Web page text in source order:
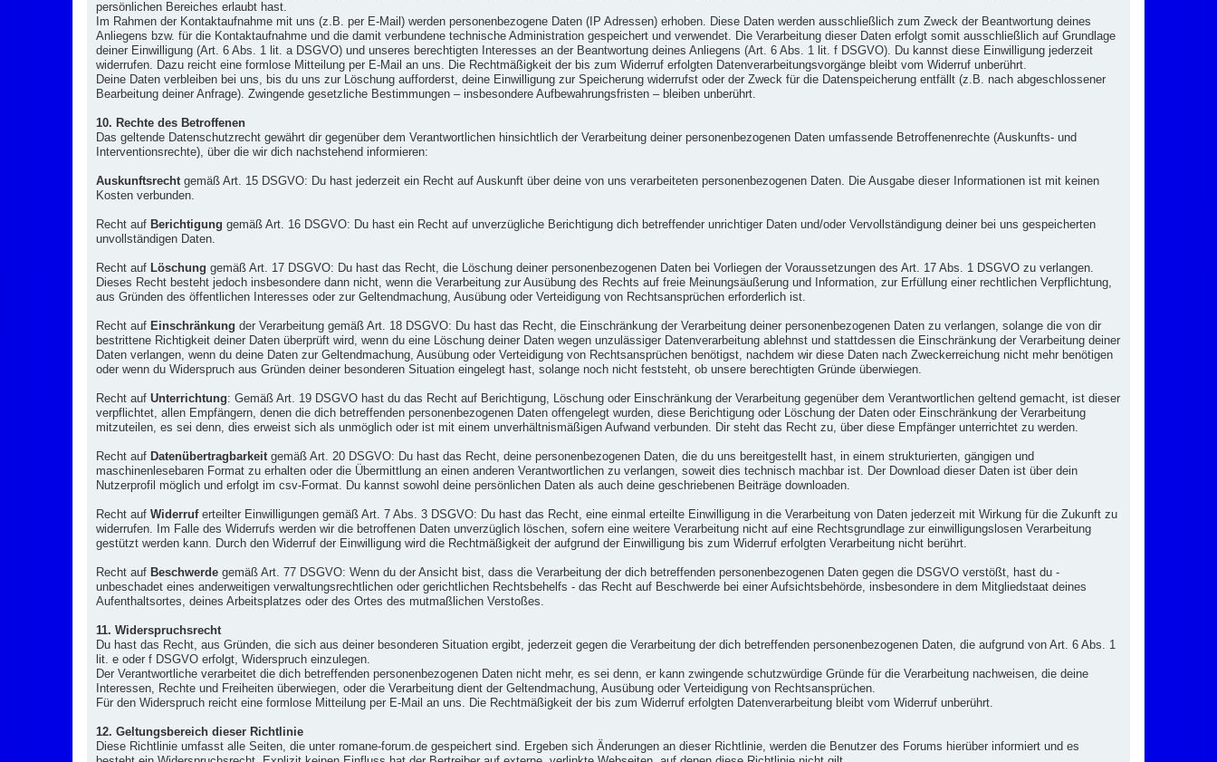
persönlichen Bereiches erlaubt hast.
Im Rahmen der Kontaktaufnahme mit uns (z.B. per E-Mail) werden personenbezogene Daten (IP Adressen) erhoben. Diese Daten werden ausschließlich zum Zweck der Beantwortung deines
Anliegens bzw. für die Kontaktaufnahme und die damit verbundene technische Administration gespeichert und verwendet. Die Verarbeitung dieser Daten erfolgt somit ausschließlich auf Grundlage
deiner Einwilligung (Art. 6 Abs. 1 lit. a DSGVO) und unseres berechtigten Interesses an der Beantwortung deines Anliegens (Art. 6 Abs. 1 lit. f DSGVO). Du kannst diese Einwilligung jederzeit
widerrufen. Dazu reicht eine formlose Mitteilung per E-Mail an uns. Die Rechtmäßigkeit der bis zum Widerruf erfolgten Datenverarbeitungsvorgänge bleibt vom Widerruf unberührt.
Deine Daten verbleiben bei uns, bis du uns zur Löschung aufforderst, deine Einwilligung zur Speicherung widerrufst oder der Zweck für die Datenspeicherung entfällt (z.B. nach abgeschlossener
Bearbeitung deiner Anfrage). Zwingende gesetzliche Bestimmungen – insbesondere Aufbewahrungsfristen – bleiben unberührt.
10. Rechte des Betroffenen
Das geltende Datenschutzrecht gewährt dir gegenüber dem Verantwortlichen hinsichtlich der Verarbeitung deiner personenbezogenen Daten umfassende Betroffenenrechte (Auskunfts- und
Interventionsrechte), über die wir dich nachstehend informieren:
Auskunftsrechtgemäß Art. 15 DSGVO: Du hast jederzeit ein Recht auf Auskunft über deine von uns verarbeiteten personenbezogenen Daten. Die Ausgabe dieser Informationen ist mit keinen
Kosten verbunden.
Recht auf Berichtigung gemäß Art. 16 DSGVO: Du hast ein Recht auf unverzügliche Berichtigung dich betreffender unrichtiger Daten und/oder Vervollständigung deiner bei uns gespeicherten
unvollständigen Daten.
Recht auf Löschung gemäß Art. 17 DSGVO: Du hast das Recht, die Löschung deiner personenbezogenen Daten bei Vorliegen der Voraussetzungen des Art. 17 Abs. 1 DSGVO zu verlangen.
Dieses Recht besteht jedoch insbesondere dann nicht, wenn die Verarbeitung zur Ausübung des Rechts auf freie Meinungsäußerung und Information, zur Erfüllung einer rechtlichen Verpflichtung,
aus Gründen des öffentlichen Interesses oder zur Geltendmachung, Ausübung oder Verteidigung von Rechtsansprüchen erforderlich ist.
Recht auf Einschränkung der Verarbeitung gemäß Art. 18 DSGVO: Du hast das Recht, die Einschränkung der Verarbeitung deiner personenbezogenen Daten zu verlangen, solange die von dir
bestrittene Richtigkeit deiner Daten überprüft wird, wenn du eine Löschung deiner Daten wegen unzulässiger Datenverarbeitung ablehnst und stattdessen die Einschränkung der Verarbeitung deiner
Daten verlangen, wenn du deine Daten zur Geltendmachung, Ausübung oder Verteidigung von Rechtsansprüchen benötigst, nachdem wir diese Daten nach Zweckerreichung nicht mehr benötigen
oder wenn du Widerspruch aus Gründen deiner besonderen Situation eingelegt hast, solange noch nicht feststeht, ob unsere berechtigten Gründe überwiegen.
Recht auf Unterrichtung: Gemäß Art. 19 DSGVO hast du das Recht auf Berichtigung, Löschung oder Einschränkung der Verarbeitung gegenüber dem Verantwortlichen geltend gemacht, ist dieser
verpflichtet, allen Empfängern, denen die dich betreffenden personenbezogenen Daten offengelegt wurden, diese Berichtigung oder Löschung der Daten oder Einschränkung der Verarbeitung
mitzuteilen, es sei denn, dies erweist sich als unmöglich oder ist mit einem unverhältnismäßigen Aufwand verbunden. Dir steht das Recht zu, über diese Empfänger unterrichtet zu werden.
Recht auf Datenübertragbarkeitgemäß Art. 20 DSGVO: Du hast das Recht, deine personenbezogenen Daten, die du uns bereitgestellt hast, in einem strukturierten, gängigen und
maschinenlesebaren Format zu erhalten oder die Übermittlung an einen anderen Verantwortlichen zu verlangen, soweit dies technisch machbar ist. Der Download dieser Daten ist über dein
Nutzerprofil möglich und erfolgt im csv-Format. Du kannst sowohl deine persönlichen Daten als auch deine geschriebenen Beiträge downloaden.
Recht auf Widerruferteilter Einwilligungen gemäß Art. 7 Abs. 3 DSGVO: Du hast das Recht, eine einmal erteilte Einwilligung in die Verarbeitung von Daten jederzeit mit Wirkung für die Zukunft zu
widerrufen. Im Falle des Widerrufs werden wir die betroffenen Daten unverzüglich löschen, sofern eine weitere Verarbeitung nicht auf eine Rechtsgrundlage zur einwilligungslosen Verarbeitung
gestützt werden kann. Durch den Widerruf der Einwilligung wird die Rechtmäßigkeit der aufgrund der Einwilligung bis zum Widerruf erfolgten Verarbeitung nicht berührt.
Recht auf Beschwerde gemäß Art. 77 DSGVO: Wenn du der Ansicht bist, dass die Verarbeitung der dich betreffenden personenbezogenen Daten gegen die DSGVO verstößt, hast du -
unbeschadet eines anderweitigen verwaltungsrechtlichen oder gerichtlichen Rechtsbehelfs - das Recht auf Beschwerde bei einer Aufsichtsbehörde, insbesondere in dem Mitgliedstaat deines
Aufenthaltsortes, deines Arbeitsplatzes oder des Ortes des mutmaßlichen Verstoßes.
11. Widerspruchsrecht
Du hast das Recht, aus Gründen, die sich aus deiner besonderen Situation ergibt, jederzeit gegen die Verarbeitung der dich betreffenden personenbezogenen Daten, die aufgrund von Art. 6 Abs. 1
lit. e oder f DSGVO erfolgt, Widerspruch einzulegen.
Der Verantwortliche verarbeitet die dich betreffenden personenbezogenen Daten nicht mehr, es sei denn, er kann zwingende schutzwürdige Gründe für die Verarbeitung nachweisen, die deine
Interessen, Rechte und Freiheiten überwiegen, oder die Verarbeitung dient der Geltendmachung, Ausübung oder Verteidigung von Rechtsansprüchen.
Für den Widerspruch reicht eine formlose Mitteilung per E-Mail an uns. Die Rechtmäßigkeit der bis zum Widerruf erfolgten Datenverarbeitung bleibt vom Widerruf unberührt.
12. Geltungsbereich dieser Richtlinie
Diese Richtlinie umfasst alle Seiten, die unter romane-forum.de gespeichert sind. Ergeben sich Änderungen an dieser Richtlinie, werden die Benutzer des Forums hierüber informiert und es